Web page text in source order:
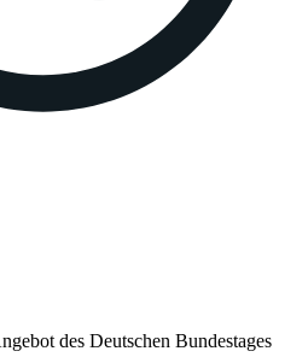
des Deutschen Bundestages